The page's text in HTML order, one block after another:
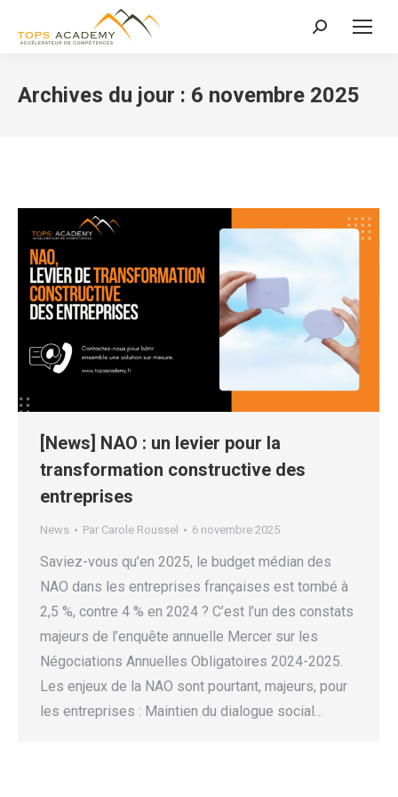
Recherche
Archives du jour : 6 novembre 2025
[News] NAO : un levier pour la
transformation constructive des
entreprises
News Par Carole Roussel 6 novembre 2025
Saviez-vous qu’en 2025, le budget médian des
NAO dans les entreprises françaises est tombé à
2,5 %, contre 4 % en 2024 ? C’est l’un des constats
majeurs de l’enquête annuelle Mercer sur les
Négociations Annuelles Obligatoires 2024-2025.
Les enjeux de la NAO sont pourtant, majeurs, pour
les entreprises : Maintien du dialogue social…